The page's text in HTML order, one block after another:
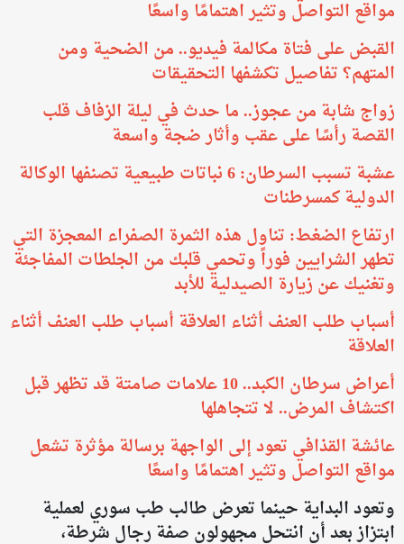
مواقع التواصل وتثير اهتمامًا واسعًا
القبض على فتاة مكالمة فيديو.. من الضحية ومن
المتهم؟ تفاصيل تكشفها التحقيقات
زواج شابة من عجوز.. ما حدث في ليلة الزفاف قلب
القصة رأسًا على عقب وأثار ضجة واسعة
عشبة تسبب السرطان: 6 نباتات طبيعية تصنفها الوكالة
الدولية كمسرطنات
ارتفاع الضغط: تناول هذه الثمرة الصفراء المعجزة التي
تطهر الشرايين فوراً وتحمي قلبك من الجلطات المفاجئة
وتغنيك عن زيارة الصيدلية للأبد
أسباب طلب العنف أثناء العلاقة أسباب طلب العنف أثناء
العلاقة
أعراض سرطان الكبد.. 10 علامات صامتة قد تظهر قبل
اكتشاف المرض.. لا تتجاهلها
عائشة القذافي تعود إلى الواجهة برسالة مؤثرة تشعل
مواقع التواصل وتثير اهتمامًا واسعًا
وتعود البداية حينما تعرض طالب طب سوري لعملية
ابتزاز بعد أن انتحل مجهولون صفة رجال شرطة،